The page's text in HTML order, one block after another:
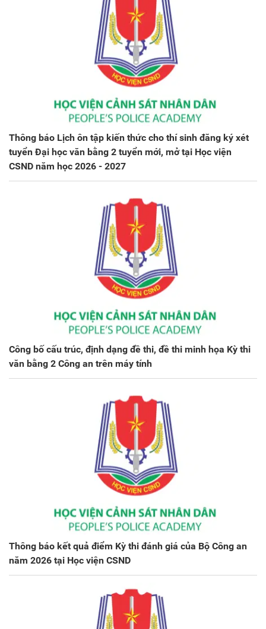
Thông báo Lịch ôn tập kiến thức cho thí sinh đăng ký xét
tuyển Đại học văn bằng 2 tuyển mới, mở tại Học viện
CSND năm học 2026 - 2027
Công bố cấu trúc, định dạng đề thi, đề thi minh họa Kỳ thi
văn bằng 2 Công an trên máy tính
Thông báo kết quả điểm Kỳ thi đánh giá của Bộ Công an
năm 2026 tại Học viện CSND